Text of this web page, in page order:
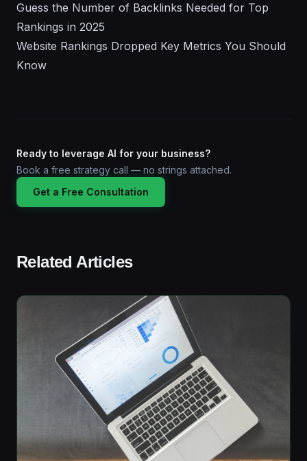
Guess the Number of Backlinks Needed for Top
Rankings in 2025
Website Rankings Dropped Key Metrics You Should
Know
Ready to leverage AI for your business?
Book a free strategy call — no strings attached.
Get a Free Consultation
Related Articles